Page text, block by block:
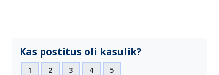
Kas postitus oli kasulik?
1 2 3 4 5